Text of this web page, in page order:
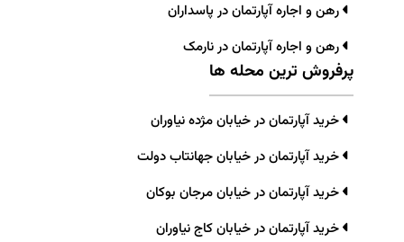
رهن و اجاره آپارتمان در پاسداران
رهن و اجاره آپارتمان در نارمک
پرفروش ترین محله ها
خرید آپارتمان در خیابان مژده نیاوران
خرید آپارتمان در خیابان جهانتاب دولت
خرید آپارتمان در خیابان مرجان بوکان
خرید آپارتمان در خیابان کاج نیاوران